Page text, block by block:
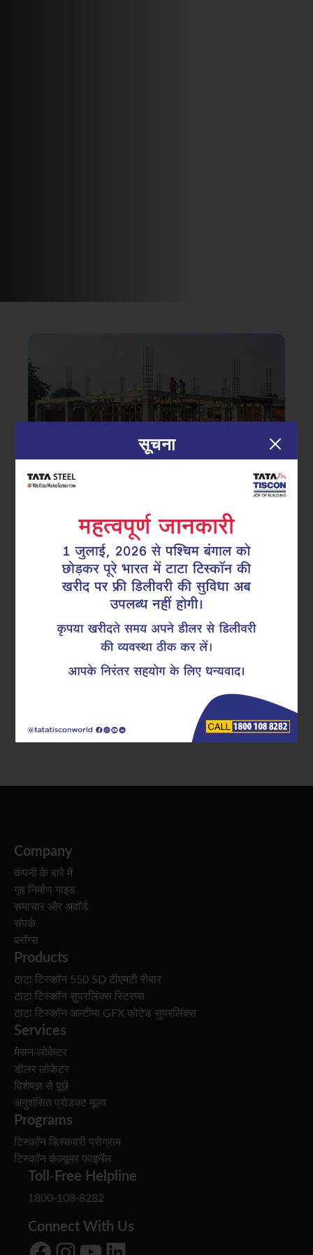
23.12.25 टाटा टिस्कॉन
स्मार्ट कोस्टल कंस्ट्रक्शन: समुद्र किनारे घर
को जंग और नमी से बचाने के पक्के तरीके
समुद्र के किनारे रहना सुकून और खूबसूरती से भरा होता है, लेकिन
नमी , और कोस्टल एरिया का मौसम आपके घर के ढांचे को तेज़ी से
नुकसान पहुंचा सकता है। अगर आप चाहते हैं कि आपका सपनो का
आशियाना सालों-साल मजबूत रहे, तो…
Company
कंपनी के बारे में
गृह निर्माण गाइड
समाचार और अवॉर्ड
संपर्क
ब्लॉग्स
Products
टाटा टिस्कॉन 550 SD टीएमटी रीबार
टाटा टिस्कॉन सुपरलिंक्स स्टिरप्स
टाटा टिस्कॉन अल्टीमा GFX कोटेड सुपरलिंक्स
Services
मेसन-लोकेटर
डीलर लोकेटर
विशेषज्ञ से पूछें
अनुशंसित प्रोडक्ट मूल्य
Programs
टिस्कॉन डिस्कवरी प्रोग्राम
टिस्कॉन कंज़्यूमर फाइनेंल
Toll-Free Helpline
1800-108-8282
Connect With Us
सूचना